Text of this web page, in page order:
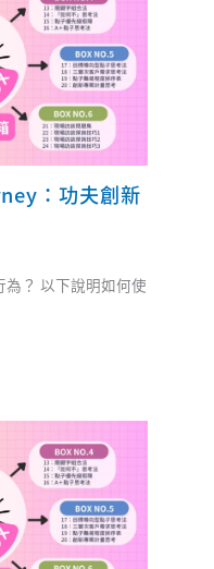
：功夫創新
？ 以下說明如何使